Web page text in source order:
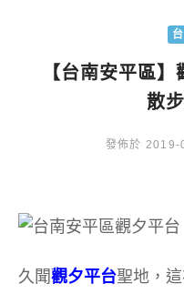
【台南安平區
散
發佈於 2019-
久聞觀夕平台聖地，